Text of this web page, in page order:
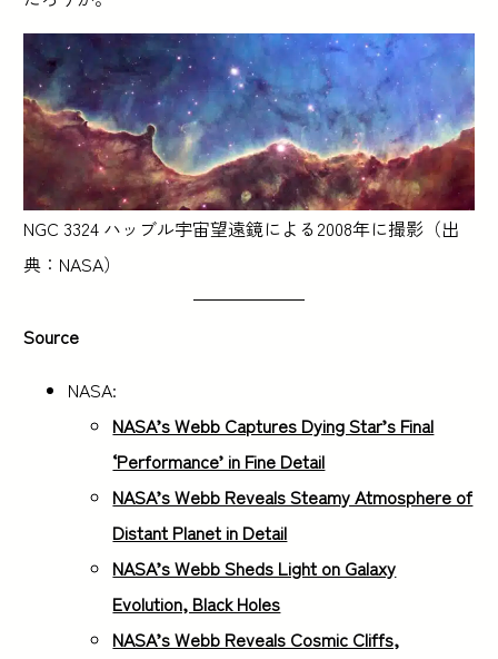
NGC 3324 ハッブル宇宙望遠鏡による2008年に撮影（出
典：NASA）
Source
NASA:
NASA’s Webb Captures Dying Star’s Final
‘Performance’ in Fine Detail
NASA’s Webb Reveals Steamy Atmosphere of
Distant Planet in Detail
NASA’s Webb Sheds Light on Galaxy
Evolution, Black Holes
NASA’s Webb Reveals Cosmic Cliffs,